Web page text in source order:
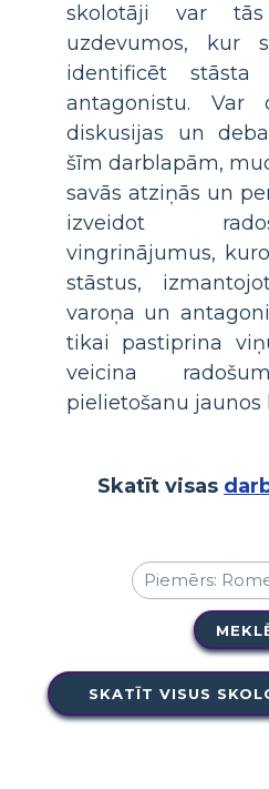
skolotāji var tās
uzdevumos, kur
identificēt
antagonistu. Var
diskusijas un
šīm darblapām,
savās atziņās un
izveidot
vingrinājumus,
stāstus,
varoņa un
tikai pastiprina
veicina
pielietošanu jaunos
Skatīt visas
SKATĪT VISUS